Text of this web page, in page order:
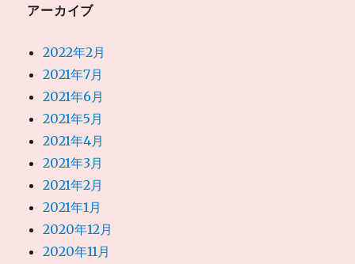
アーカイブ
2022年2月
2021年7月
2021年6月
2021年5月
2021年4月
2021年3月
2021年2月
2021年1月
2020年12月
2020年11月